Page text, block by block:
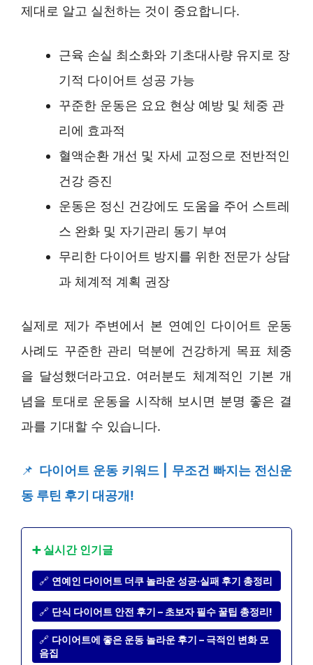
제대로 알고 실천하는 것이 중요합니다.
근육 손실 최소화와 기초대사량 유지로 장
기적 다이어트 성공 가능
꾸준한 운동은 요요 현상 예방 및 체중 관
리에 효과적
혈액순환 개선 및 자세 교정으로 전반적인
건강 증진
운동은 정신 건강에도 도움을 주어 스트레
스 완화 및 자기관리 동기 부여
무리한 다이어트 방지를 위한 전문가 상담
과 체계적 계획 권장
실제로 제가 주변에서 본 연예인 다이어트 운동
사례도 꾸준한 관리 덕분에 건강하게 목표 체중
을 달성했더라고요. 여러분도 체계적인 기본 개
념을 토대로 운동을 시작해 보시면 분명 좋은 결
과를 기대할 수 있습니다.
📌 다이어트 운동 키워드 | 무조건 빠지는 전신운
동 루틴 후기 대공개!
➕ 실시간 인기글
🔗 연예인 다이어트 더쿠 놀라운 성공·실패 후기 총정리
🔗 단식 다이어트 안전 후기 – 초보자 필수 꿀팁 총정리!
🔗 다이어트에 좋은 운동 놀라운 후기 – 극적인 변화 모
음집